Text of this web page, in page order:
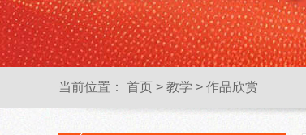
当前位置： 首页 > 教学 > 作品欣赏